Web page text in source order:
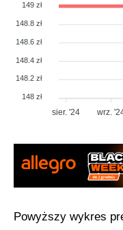
149 zł
148.8 zł
148.6 zł
148.4 zł
148.2 zł
148 zł
sier. '24 wrz.
Powyższy wykres